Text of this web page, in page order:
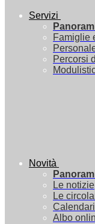
Servizi
Famiglie
Percorsi
Novità
Le notizie
Le
Albo